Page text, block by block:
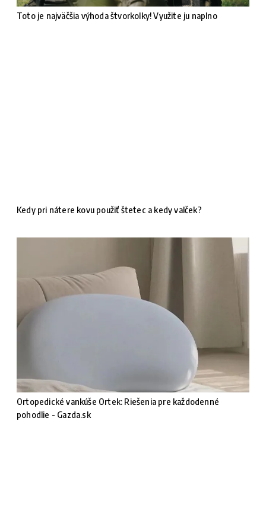
Toto je najväčšia výhoda štvorkolky! Využite ju naplno
Kedy pri nátere kovu použiť štetec a kedy valček?
Ortopedické vankúše Ortek: Riešenia pre každodenné
pohodlie - Gazda.sk